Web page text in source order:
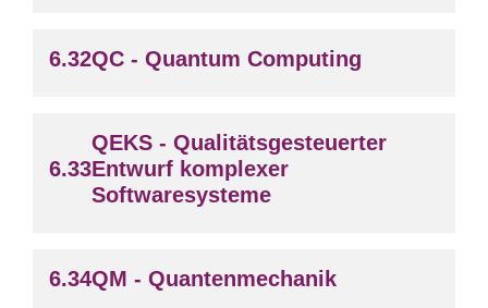
QC - Quantum Computing
QEKS - Qualitätsgesteuerter
Entwurf komplexer
Softwaresysteme
QM - Quantenmechanik